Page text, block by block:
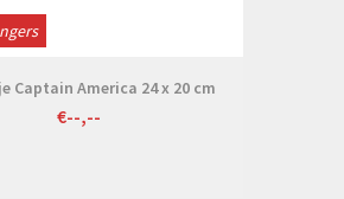
Captain America 24 x 20 cm
€--,--